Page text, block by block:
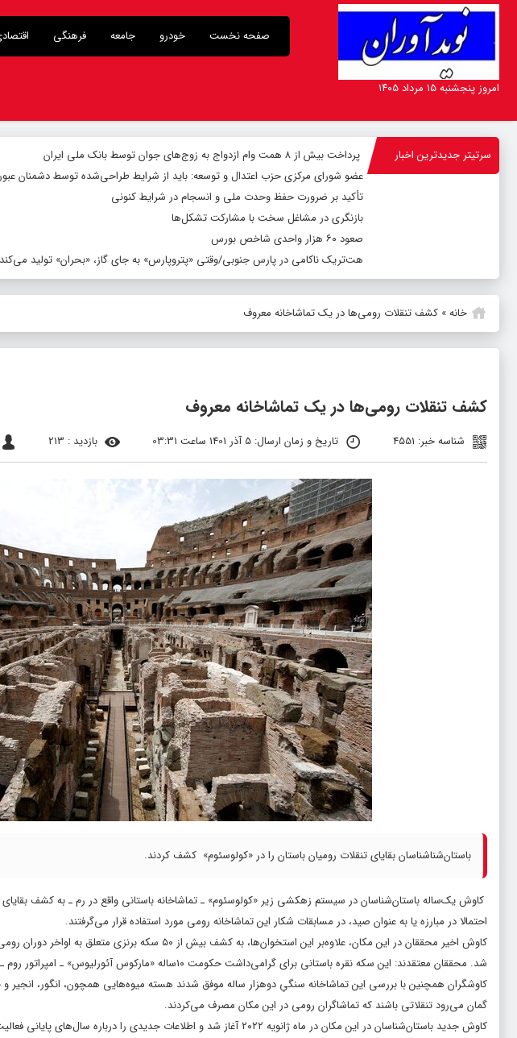
صفحه نخست خودرو جامعه فرهنگی
امروز پنجشنبه ۱۵ مرداد ۱۴۰۵
سرتیتر جدیدترین اخبار
پرداخت بیش از ۸ همت وام ازدواج به زوج‌های جوان توسط بانک ملی ایران
عضو شورای مرکزی حزب اعتدال و توسعه: باید از شرایط طراحی‌شده توسط دشمنان
تأکید بر ضرورت حفظ وحدت ملی و انسجام در شرایط کنونی
بازنگری در مشاغل سخت با مشارکت تشکل‌ها
صعود ۶۰ هزار واحدی شاخص بورس
هت‌تریک ناکامی در پارس جنوبی/وقتی «پتروپارس» به جای گاز، «بحران» تولید می‌کند
خانه» کشف تنقلات رومی‌ها در یک تماشاخانه معروف
کشف تنقلات رومی‌ها در یک تماشاخانه معروف
شناسه خبر: 4551 تاریخ و زمان ارسال: 5 آذر 1401 ساعت 03:31 بازدید : 213
باستان‌شناشناسان بقایای تنقلات رومیان باستان را در «کولوسئوم» ‌ کشف کردند.
کاوش یک‌ساله باستان‌شناسان در سیستم زهکشی زیر «کولوسئوم» ـ تماشاخانه باستانی واقع در رم ـ به کشف
احتمالا در مبارزه یا به عنوان صید، در مسابقات شکار این تماشاخانه رومی مورد استفاده قرار می‌گرفتند.
شد. محققان معتقدند: این سکه نقره باستانی برای گرامی‌داشت حکومت ۱۰ساله «مارکوس آئورلیوس» ـ امپراتور روم ـ ضرب شده است.
کاوشگران همچنین با بررسی این تماشاخانه سنگیِ دوهزار ساله موفق شدند هسته‌ میوه‌هایی همچون، ‌انگور، ‌انجیر
گمان می‌رود تنقلاتی باشند که تماشاگران رومی در این مکان مصرف می‌کردند.